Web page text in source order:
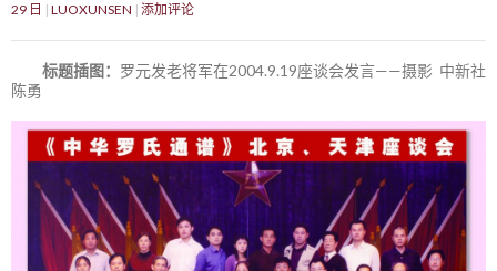
29 日
LUOXUNSEN 添加评论
标题插图： 罗元发老将军在2004.9.19座谈会发言——摄影 中新社
陈勇